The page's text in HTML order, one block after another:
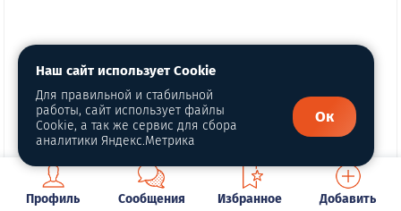
Профиль Сообщения Избранное Добавить
Наш сайт использует Cookie
Для правильной и стабильной
работы, сайт использует файлы
Cookie, а так же сервис для сбора
аналитики Яндекс.Метрика
Ок